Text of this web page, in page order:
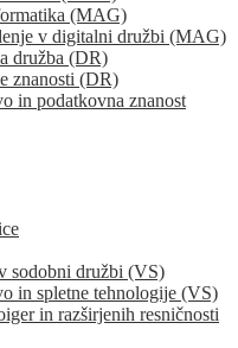
(MAG)
v digitalni družbi (MAG)
družba (DR)
znanosti (DR)
in podatkovna znanost
sodobni družbi (VS)
in spletne tehnologije (VS)
in razširjenih resničnosti